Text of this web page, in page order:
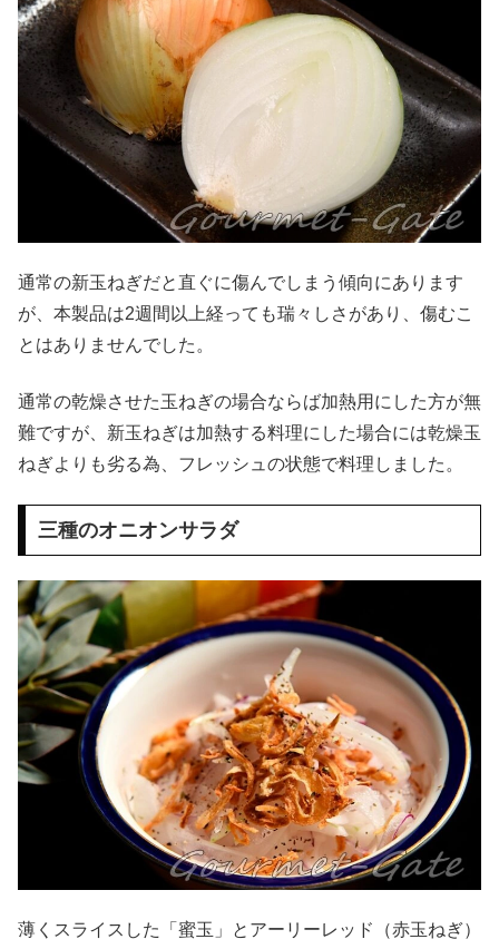
通常の新玉ねぎだと直ぐに傷んでしまう傾向にあります
が、本製品は2週間以上経っても瑞々しさがあり、傷むこ
とはありませんでした。
通常の乾燥させた玉ねぎの場合ならば加熱用にした方が無
難ですが、新玉ねぎは加熱する料理にした場合には乾燥玉
ねぎよりも劣る為、フレッシュの状態で料理しました。
三種のオニオンサラダ
薄くスライスした「蜜玉」とアーリーレッド（赤玉ねぎ）